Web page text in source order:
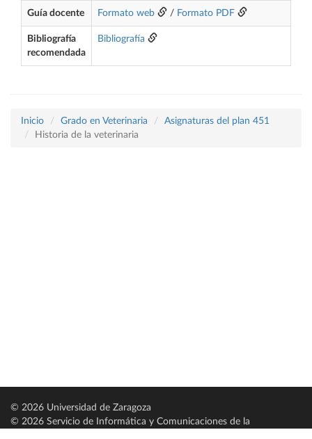
Guía docente Formato web / Formato PDF
Bibliografía
recomendada
Bibliografía
Inicio Grado en Veterinaria
Asignaturas del plan 451
Historia de la veterinaria
© 2026 Universidad de Zaragoza
© 2026 Servicio de Informática y Comunicaciones de la